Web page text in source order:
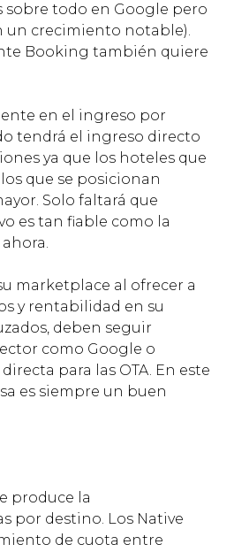
todo en Google pero
un crecimiento notable).
Booking también quiere
en el ingreso por
tendrá el ingreso directo
ya que los hoteles que
que se posicionan
Solo faltará que
es tan fiable como la
marketplace al ofrecer a
y rentabilidad en su
deben seguir
como Google o
para las OTA. En este
es siempre un buen
produce la
por destino. Los Native
de cuota entre